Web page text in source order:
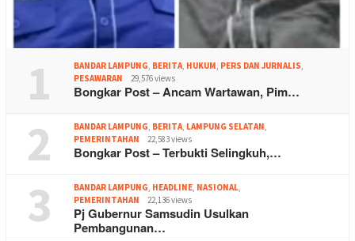
1 BANDAR LAMPUNG, BERITA, HUKUM, PERS DAN JURNALIS,
PESAWARAN
29,576 views
Bongkar Post – Ancam Wartawan, Pim…
2 BANDAR LAMPUNG, BERITA, LAMPUNG SELATAN,
PEMERINTAHAN
22,583 views
Bongkar Post – Terbukti Selingkuh,…
3 BANDAR LAMPUNG, HEADLINE, NASIONAL,
PEMERINTAHAN
22,136 views
Pj Gubernur Samsudin Usulkan
Pembangunan…